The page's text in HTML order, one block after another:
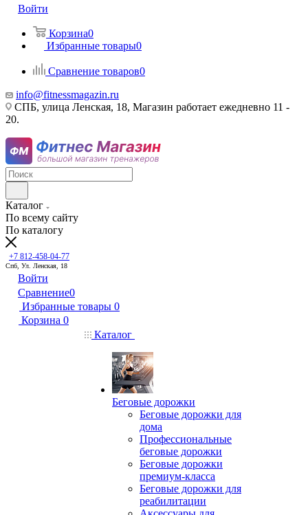
Войти
Корзина0
Избранные товары0
Сравнение товаров0
info@fitnessmagazin.ru
СПБ, улица Ленская, 18, Магазин работает ежедневно 11 -
20.
Каталог
По всему сайту
По каталогу
+7 812-458-04-77
Спб, Ул. Ленская, 18
Войти
Сравнение0
Избранные товары 0
Корзина 0
Каталог
Беговые дорожки
Беговые дорожки для
дома
Профессиональные
беговые дорожки
Беговые дорожки
премиум-класса
Беговые дорожки для
реабилитации